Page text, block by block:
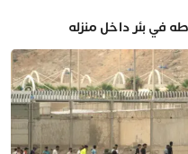
في بئر داخل منزله